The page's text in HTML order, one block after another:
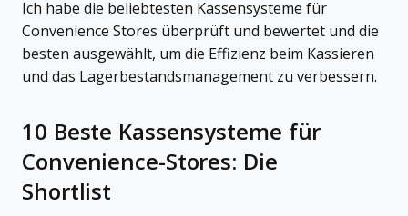
Ich habe die beliebtesten Kassensysteme für
Convenience Stores überprüft und bewertet und die
besten ausgewählt, um die Effizienz beim Kassieren
und das Lagerbestandsmanagement zu verbessern.
10 Beste Kassensysteme für
Convenience-Stores: Die
Shortlist